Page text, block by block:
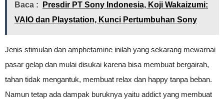
Baca :
Presdir PT Sony Indonesia, Koji Wakaizumi:
VAIO dan Playstation, Kunci Pertumbuhan Sony
Jenis stimulan dan amphetamine inilah yang sekarang mewarnai
pasar gelap dan mulai disukai karena bisa membuat bergairah,
tahan tidak mengantuk, membuat relax dan happy tanpa beban.
Namun tetap ada dampak buruknya yaitu addict yang membuat